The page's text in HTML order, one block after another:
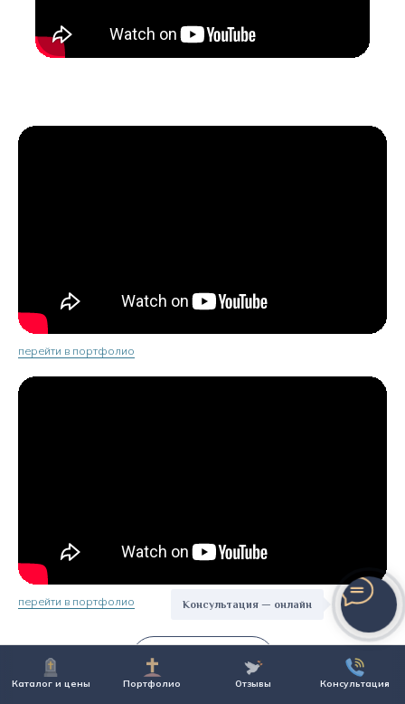
Каталог и цены Портфолио Отзывы Консультация
Консультация — онлайн
перейти в портфолио
перейти в портфолио
Показать ещё